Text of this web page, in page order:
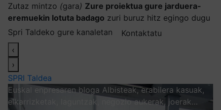
Zutaz mintzo (gara) Zure proiektua gure jarduera-
eremuekin lotuta badago zuri buruz hitz egingo dugu
Spri Taldeko gure kanaletan
Kontaktatu
‹
›
SPRI Taldea
Euskal enpresaren bloga Albisteak, erabilera kasuak,
elkarrizketak, laguntzak, negozio aukerak, joerak…